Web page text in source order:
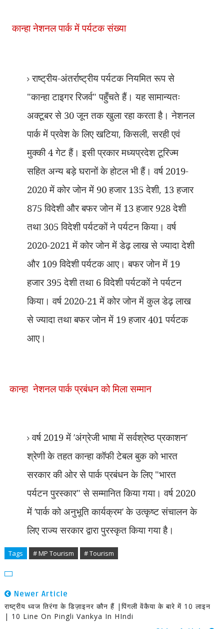
कान्हानेशनल पार्क मेंपर्यटक संख्या
राष्ट्रीय-अंतर्राष्ट्रीय पर्यटक नियमित रूप से
"कान्हा टाइगर रिजर्व" पहुँचते हैं। यह सामान्यतः
अक्टूबर से 30 जून तक खुला रहा करता है। नेशनल
पार्क में प्रवेश के लिए खटिया,किसली,सरही एवं
मुक्की 4 गेट हैं। इसी प्रकार मध्यप्रदेश टूरिज्म
सहित अन्य बड़े घरानों के होटल भी हैं। वर्ष 2019-
2020 में कोर जोन में 90 हजार 135 देशी, 13 हजार
875 विदेशी और बफर जोन में 13 हजार 928 देशी
तथा 305 विदेशी पर्यटकों ने पर्यटन किया। वर्ष
2020-2021 में कोर जोन में डेढ़ लाख से ज्यादा देशी
और 109 विदेशी पर्यटक आए। बफर जोन में 19
हजार 395 देशी तथा 6 विदेशी पर्यटकों ने पर्यटन
किया। वर्ष 2020-21 में कोर जोन में कुल डेढ़ लाख
से ज्यादा तथा बफर जोन में 19 हजार 401 पर्यटक
आए।
कान्हा नेशनल पार्कप्रबंधन को मिला सम्मान
वर्ष 2019 में ’अंग्रेजी भाषा में सर्वश्रेष्ठ प्रकाशन’
श्रेणी के तहत कान्हा कॉफी टेबल बुक को भारत
सरकार की ओर से पार्क प्रबंधन के लिए "भारत
पर्यटन पुरस्कार" से सम्मानित किया गया। वर्ष 2020
में ’पार्क को अनुभूति कार्यक्रम’के उत्कृष्ट संचालन के
लिए राज्य सरकार द्वारा पुरस्कृत किया गया है।
Tags # MP Tourism # Tourism
Newer Article
राष्ट्रीय ध्वज तिरंगा के डिज़ाइनर कौन हैं |पिंगली वेंकैया के बारे में 10 लाइन
| 10 Line On Pingli Vankya In HIndi